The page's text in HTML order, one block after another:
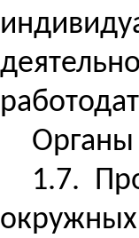
Органы
1.7.